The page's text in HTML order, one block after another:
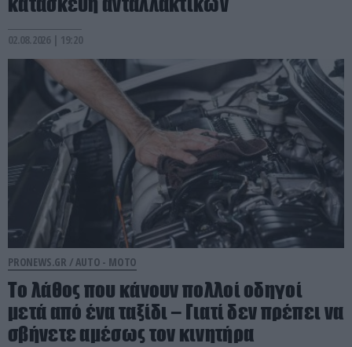
02.08.2026 | 19:20
PRONEWS.GR /AUTO - MOTO
Το λάθος που κάνουν πολλοί οδηγοί
μετά από ένα ταξίδι – Γιατί δεν πρέπει να
σβήνετε αμέσως τον κινητήρα